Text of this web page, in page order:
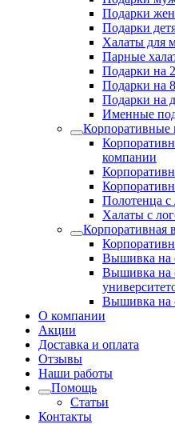
Подарки
Подарки
Халаты для
Парные
Подарки на
Подарки на
Подарки на
Именные
Корпоративные
компании
Полотенца с
Халаты с
Корпоративная
Вышивка на
Вышивка на
Вышивка на
О компании
Акции
Доставка и оплата
Отзывы
Наши работы
Помощь
Статьи
Контакты